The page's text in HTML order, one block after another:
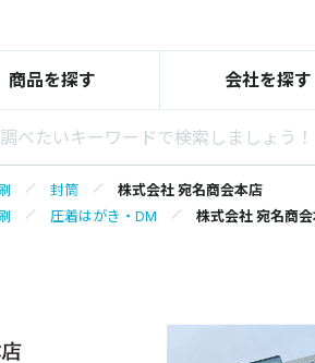
商品を探す 会社を探す
封筒
株式会社 宛名商会本店
圧着はがき・DM 株式会社 宛名商